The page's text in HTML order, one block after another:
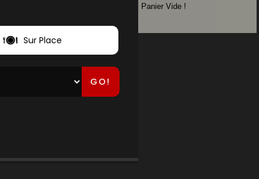
Panier Vide !